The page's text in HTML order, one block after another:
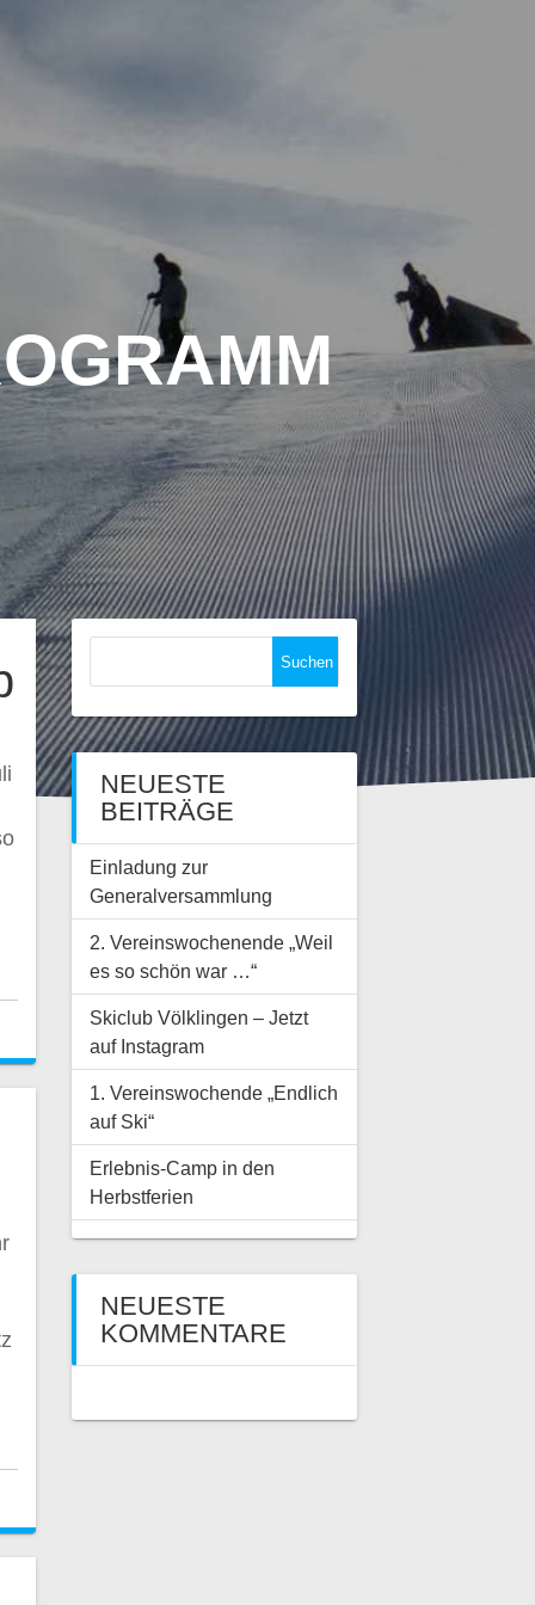
NEUESTE
BEITRÄGE
Einladung zur
Generalversammlung
2. Vereinswochenende „Weil
es so schön war …“
Skiclub Völklingen – Jetzt
auf Instagram
1. Vereinswochende „Endlich
auf Ski“
Erlebnis-Camp in den
Herbstferien
NEUESTE
KOMMENTARE